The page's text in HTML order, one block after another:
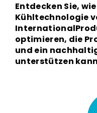
Entdecken Sie,
Kühltechnologie
optimieren, die
und ein
unterstützen